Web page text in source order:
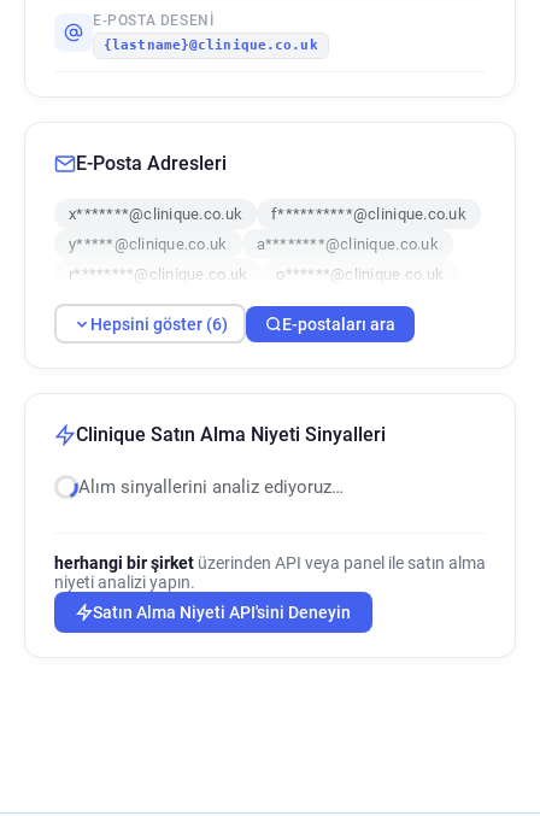
E-POSTA DESENI
{lastname}@clinique.co.uk
E-Posta Adresleri
x*******@clinique.co.uk
f**********@clinique.co.uk
y*****@clinique.co.uk
a********@clinique.co.uk
r********@clinique.co.uk
o******@clinique.co.uk
Hepsini göster (6) E-postaları ara
Clinique Satın Alma Niyeti Sinyalleri
Alım sinyallerini analiz ediyoruz…
herhangi bir şirket üzerinden API veya panel ile satın alma
niyeti analizi yapın.
Satın Alma Niyeti API'sini Deneyin